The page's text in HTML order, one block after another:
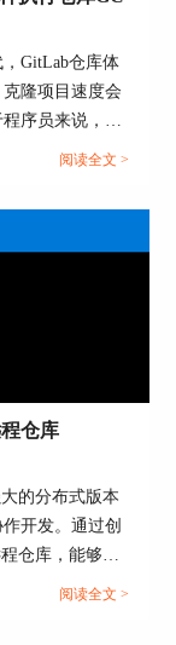
GitLab仓库
及在仓库管
GitLab的功
率和项目成功
GitLab仓库体
隆项目速度会
序员来说，我
库GC优化的方
阅读全文 >
仓库
的分布式版本
开发。通过创
仓库，能够构
理与协作开发
阅读全文 >